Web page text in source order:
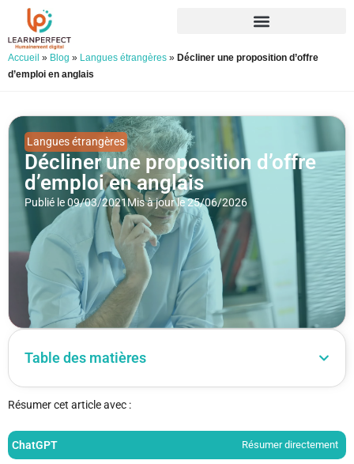
Accueil » Blog » Langues étrangères » Décliner une proposition d’offre
d’emploi en anglais
Langues étrangères
Décliner une proposition d’offre
d’emploi en anglais
Publié le 09/03/2021Mis à jour le 25/06/2026
Table des matières
Résumer cet article avec :
ChatGPT Résumer directement